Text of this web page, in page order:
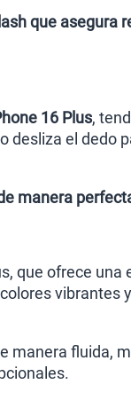
que asegura
16 Plus,
el dedo
manera
que ofrece
vibrantes
manera fluida,